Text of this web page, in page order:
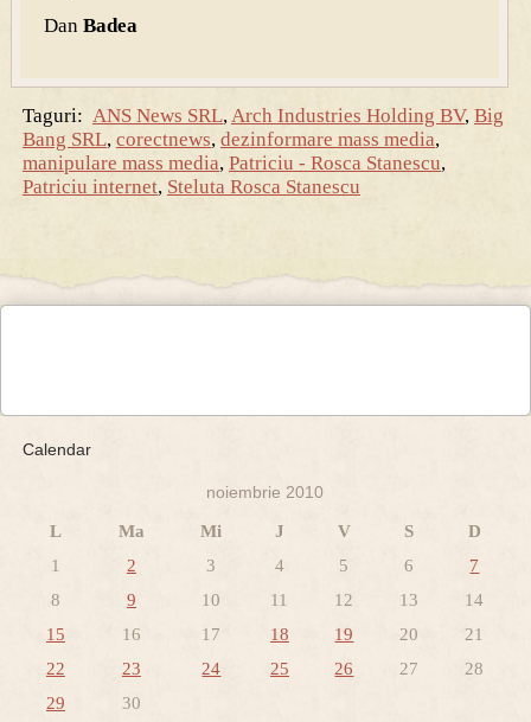
Dan Badea
Taguri: ANS News SRL,Arch Industries Holding BV, Big
Bang SRL, corectnews, dezinformare mass media,
manipulare mass media, Patriciu - Rosca Stanescu,
Patriciu internet, Steluta Rosca Stanescu
Calendar
noiembrie 2010
L Ma Mi J V S
D
1
2 3 4 5 6
7
8
9 10 11 12 13
14
15
16 17 18 19 20
21
22
23 24 25 26 27
28
29
30